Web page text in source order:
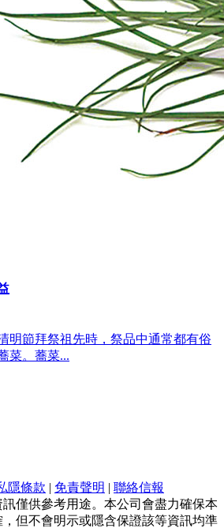
明節拜祭祖先時，祭品中通常都有俗
菜。蕎菜...
隱條款 | 免責聲明 | 聯絡信報
僅供參考用途。本公司會盡力確保本
但不會明示或隱含保證該等資訊均準